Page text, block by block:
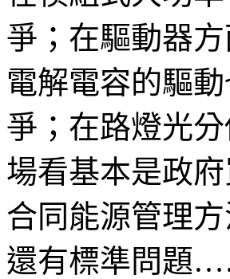
爭；在驅動器
電解電容的驅
爭；在路燈光
場看基本是政
合同能源管理
還有標準問題